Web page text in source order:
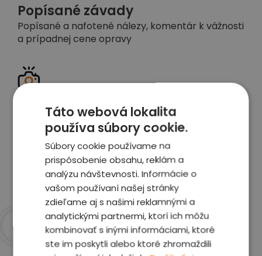
Popísané závady
Popísané a nafotené nálezy, komentár k vážnosti
a prípadnej cene opravy
Celé auto z exteriéru aj interiéru nafotíme
vrátane závad a poškodení
Zobraziť report
Táto webová lokalita
používa súbory cookie.
Súbory cookie používame na
prispôsobenie obsahu, reklám a
analýzu návštevnosti. Informácie o
vašom používaní našej stránky
zdieľame aj s našimi reklamnými a
analytickými partnermi, ktorí ich môžu
kombinovať s inými informáciami, ktoré
ste im poskytli alebo ktoré zhromaždili